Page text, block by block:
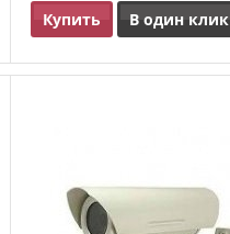
Купить В один клик